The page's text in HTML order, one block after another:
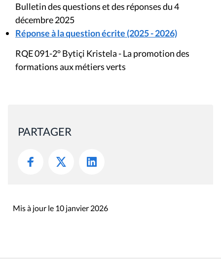
Bulletin des questions et des réponses du 4
décembre 2025
Réponse à la question écrite (2025 - 2026)
RQE 091-2° Bytiçi Kristela - La promotion des
formations aux métiers verts
PARTAGER
Mis à jour le 10 janvier 2026